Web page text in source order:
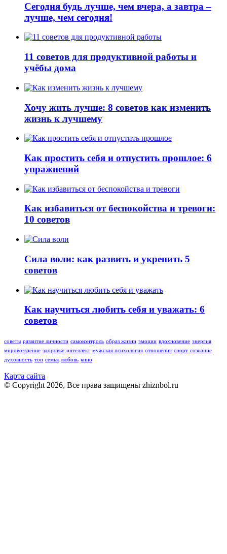
Сегодня будь лучше, чем вчера, а завтра –
лучше, чем сегодня!
11 советов для продуктивной работы и
учёбы дома
Хочу жить лучше: 8 советов как изменить
жизнь к лучшему
Как простить себя и отпустить прошлое: 6
упражнений
Как избавиться от беспокойства и тревоги:
10 советов
Сила воли: как развить и укрепить 5
советов
Как научиться любить себя и уважать: 6
советов
советы развитие личности самоконтроль образ жизни эмоции вдохновение энергия
мировоззрение здоровье интеллект мужская психология отношения спорт сознание
духовность топ семья любовь кино
Карта сайта
© Copyright 2026, Все права защищены zhiznbol.ru